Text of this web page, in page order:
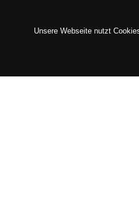
Unsere Webseite nutzt